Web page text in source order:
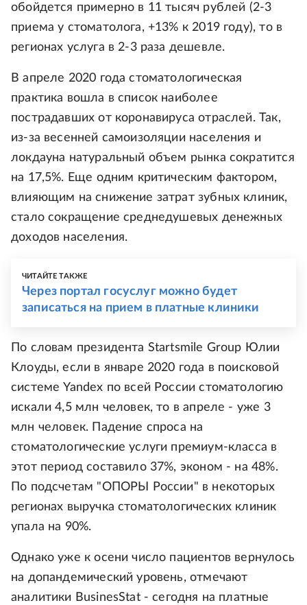
обойдется примерно в 11 тысяч рублей (2-3
приема у стоматолога, +13% к 2019 году), то в
регионах услуга в 2-3 раза дешевле.
В апреле 2020 года стоматологическая
практика вошла в список наиболее
пострадавших от коронавируса отраслей. Так,
из-за весенней самоизоляции населения и
локдауна натуральный объем рынка сократится
на 17,5%. Еще одним критическим фактором,
влияющим на снижение затрат зубных клиник,
стало сокращение среднедушевых денежных
доходов населения.
ЧИТАЙТЕ ТАКЖЕ
Через портал госуслуг можно будет
записаться на прием в платные клиники
По словам президента Startsmile Group Юлии
Клоуды, если в январе 2020 года в поисковой
системе Yandex по всей России стоматологию
искали 4,5 млн человек, то в апреле - уже 3
млн человек. Падение спроса на
стоматологические услуги премиум-класса в
этот период составило 37%, эконом - на 48%.
По подсчетам "ОПОРЫ России" в некоторых
регионах выручка стоматологических клиник
упала на 90%.
Однако уже к осени число пациентов вернулось
на допандемический уровень, отмечают
аналитики BusinesStat - сегодня на платные